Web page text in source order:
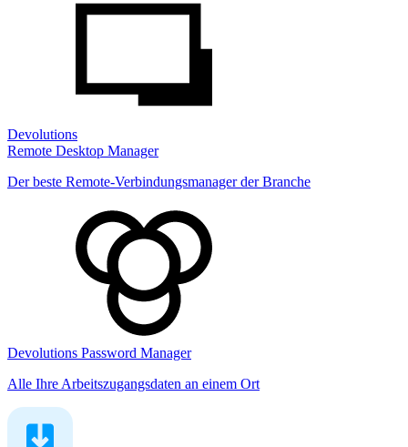
Devolutions
Remote Desktop Manager
Der beste Remote-Verbindungsmanager der Branche
Devolutions Password Manager
Alle Ihre Arbeitszugangsdaten an einem Ort